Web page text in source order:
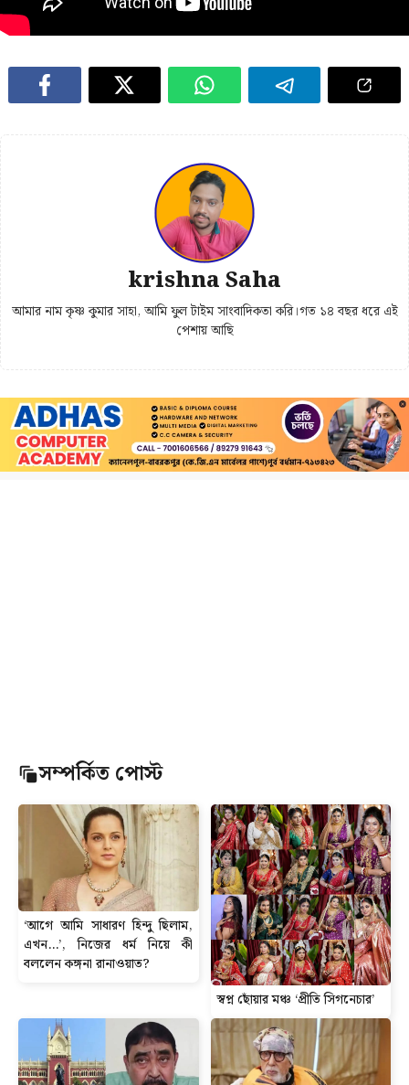
krishna Saha
আমার নাম কৃষ্ণ কুমার সাহা, আমি ফুল টাইম সাংবাদিকতা করি।গত ১৪ বছর ধরে এই
পেশায় আছি
সম্পর্কিত পোস্ট
‘আগে আমি সাধারণ হিন্দু ছিলাম,
এখন…’, নিজের ধর্ম নিয়ে কী
বললেন কঙ্গনা রানাওয়াত?
স্বপ্ন ছোঁয়ার মঞ্চ ‘প্রীতি সিগনেচার’